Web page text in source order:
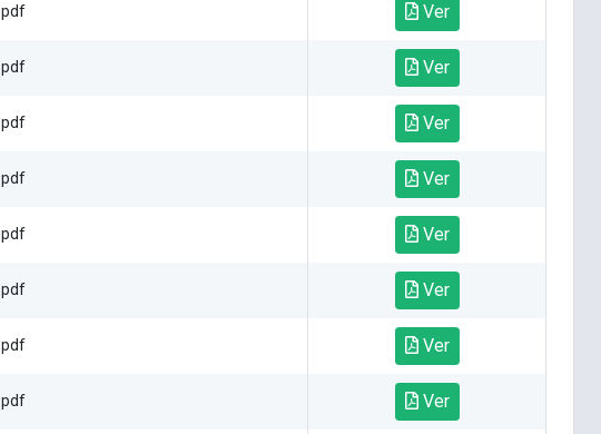
pdf Ver
pdf Ver
pdf Ver
pdf Ver
pdf Ver
pdf Ver
pdf Ver
pdf Ver